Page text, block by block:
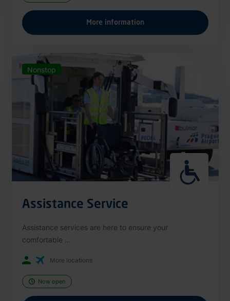
More information
Nonstop
Assistance Service
Assistance services are here to ensure your
comfortable ...
More locations
Now open